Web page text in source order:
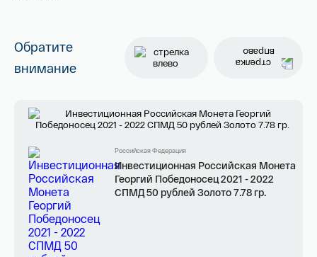
Обратите
внимание
Российская Федерация
Инвестиционная Российская Монета
Георгий Победоносец 2021 - 2022
СПМД 50 рублей Золото 7.78 гр.
и даю свое Согласие на
обработку персональных данных